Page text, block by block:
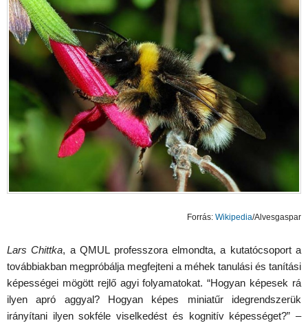
Forrás: Wikipedia/Alvesgaspar
Lars Chittka, a QMUL professzora elmondta, a kutatócsoport a
továbbiakban megpróbálja megfejteni a méhek tanulási és tanítási
képességei mögött rejlő agyi folyamatokat. “Hogyan képesek rá
ilyen apró aggyal? Hogyan képes miniatűr idegrendszerük
irányítani ilyen sokféle viselkedést és kognitív képességet?” –